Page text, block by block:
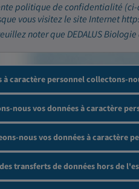
politique de confidentialité (ci-
vous visitez le site Internet
noter que DEDALUS
à caractère personnel collectons-
nous vos données à caractère
nous vos données à caractère
transferts de données hors de